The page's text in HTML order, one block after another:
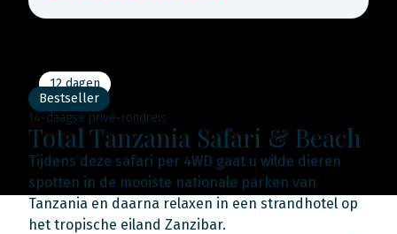
12 dagen
Bestseller
14-daagse privé-rondreis
Total Tanzania Safari & Beach
Tijdens deze safari per 4WD gaat u wilde dieren
spotten in de mooiste nationale parken van
Tanzania en daarna relaxen in een strandhotel op
het tropische eiland Zanzibar.